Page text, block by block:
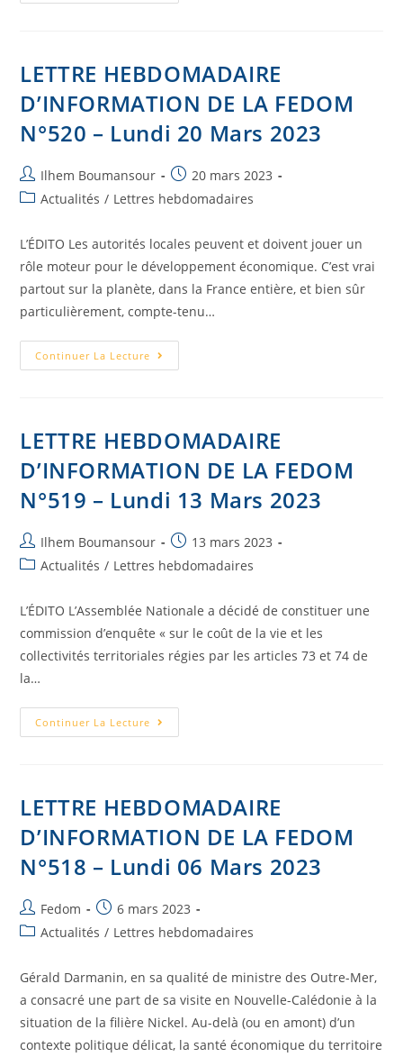
LETTRE HEBDOMADAIRE
D’INFORMATION DE LA FEDOM
N°520 – Lundi 20 Mars 2023
Ilhem Boumansour
20 mars 2023
Actualités / Lettres hebdomadaires
L’ÉDITO Les autorités locales peuvent et doivent jouer un
rôle moteur pour le développement économique. C’est vrai
partout sur la planète, dans la France entière, et bien sûr
particulièrement, compte-tenu…
Continuer La Lecture
LETTRE HEBDOMADAIRE
D’INFORMATION DE LA FEDOM
N°519 – Lundi 13 Mars 2023
Ilhem Boumansour
13 mars 2023
Actualités / Lettres hebdomadaires
L’ÉDITO L’Assemblée Nationale a décidé de constituer une
commission d’enquête « sur le coût de la vie et les
collectivités territoriales régies par les articles 73 et 74 de
la…
Continuer La Lecture
LETTRE HEBDOMADAIRE
D’INFORMATION DE LA FEDOM
N°518 – Lundi 06 Mars 2023
Fedom
6 mars 2023
Actualités / Lettres hebdomadaires
Gérald Darmanin, en sa qualité de ministre des Outre-Mer,
a consacré une part de sa visite en Nouvelle-Calédonie à la
situation de la filière Nickel. Au-delà (ou en amont) d’un
contexte politique délicat, la santé économique du territoire